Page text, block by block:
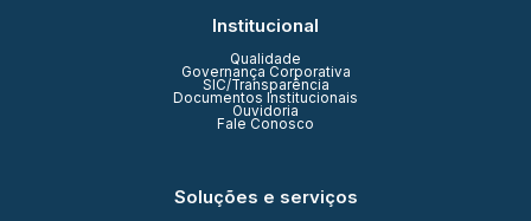
Institucional
Qualidade
Governança Corporativa
SIC/Transparência
Documentos Institucionais
Ouvidoria
Fale Conosco
Soluções e serviços